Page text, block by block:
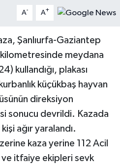
A- A+
Şanlıurfa-Gaziantep
meydana
kullandığı, plakası
küçükbaş hayvan
direksiyon
sonucu devrildi. Kazada
ağır yaralandı.
kaza yerine 112 Acil
ve itfaiye ekipleri sevk